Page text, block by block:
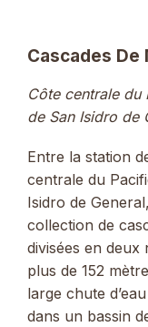
Cascades De
Côte centrale du
de San Isidro de
Entre la station
centrale du
Isidro de
collection de
divisées en
plus de 152
large chute
dans un bassin